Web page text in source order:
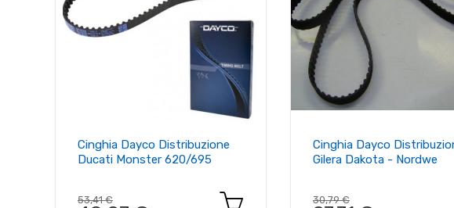
Cinghia Dayco Distribuzione
Ducati Monster 620/695
53,41 €
Cinghia Dayco
Gilera Dakota - Nordwe
30,79 €